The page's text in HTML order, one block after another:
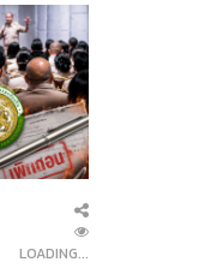
LOADING...